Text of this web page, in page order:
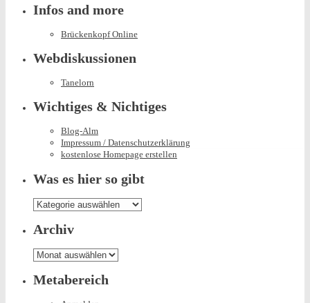
Infos and more
Brückenkopf Online
Webdiskussionen
Tanelorn
Wichtiges & Nichtiges
Blog-Alm
Impressum / Datenschutzerklärung
kostenlose Homepage erstellen
Was es hier so gibt
Was
es
hier
so
gibt
Archiv
Archiv
Metabereich